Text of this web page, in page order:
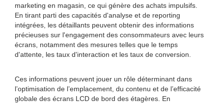
marketing en magasin, ce qui génère des achats impulsifs.
En tirant parti des capacités d'analyse et de reporting
intégrées, les détaillants peuvent obtenir des informations
précieuses sur l'engagement des consommateurs avec leurs
écrans, notamment des mesures telles que le temps
d'attente, les taux d'interaction et les taux de conversion.
Ces informations peuvent jouer un rôle déterminant dans
l’optimisation de l’emplacement, du contenu et de l’efficacité
globale des écrans LCD de bord des étagères. En